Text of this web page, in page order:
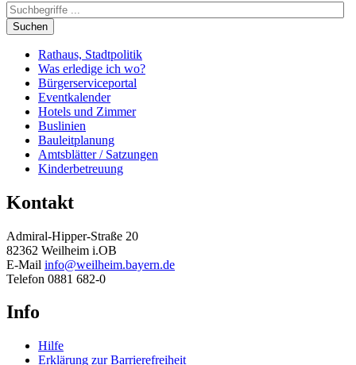
Suchen
Rathaus, Stadtpolitik
Was erledige ich wo?
Bürgerserviceportal
Eventkalender
Hotels und Zimmer
Buslinien
Bauleitplanung
Amtsblätter / Satzungen
Kinderbetreuung
Kontakt
Admiral-Hipper-Straße 20
82362 Weilheim i.OB
E-Mail info@weilheim.bayern.de
Telefon 0881 682-0
Info
Hilfe
Erklärung zur Barrierefreiheit